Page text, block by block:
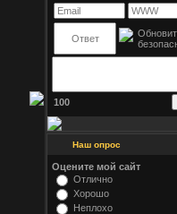
100
Наш опрос
Оцените мой сайт
Отлично
Хорошо
Неплохо